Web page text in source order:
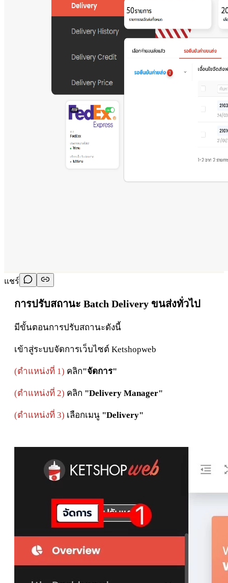
แชร์
การปรับสถานะ Batch Delivery ขนส่งทั่วไป
มีขั้นตอนการปรับสถานะดังนี้
เข้าสู่ระบบจัดการเว็บไซต์ Ketshopweb
(ตำแหน่งที่ 1) คลิก"จัดการ"
(ตำแหน่งที่ 2) คลิก "Delivery Manager"
(ตำแหน่งที่ 3) เลือกเมนู "Delivery"